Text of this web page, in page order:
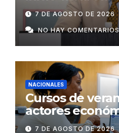
invitación de
7 DE AGOSTO DE 2026
NO HAY COMENTARIOS
NACIONALES
Cursos de
actores
estatales
7 DE AGOSTO DE 2026